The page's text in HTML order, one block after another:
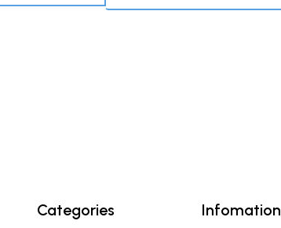
Categories Infomation